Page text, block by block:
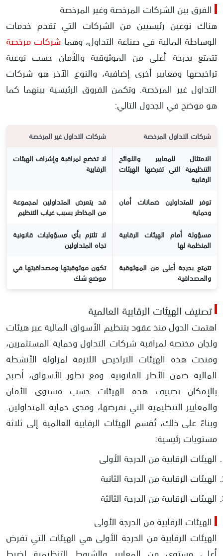
الفرق بين الشركات المرخصة وغير المرخصة
هناك نوعين رئيسيين من الشركات التي تقدم خدمات
الوساطة المالية في صناعة التداول، وهما شركات مرخصة
تتمتع بدرجة أعلى من الموثوقية والأمان حسب نوعية
تراخيصها ومعايير أخرى إضافية، والنوع الآخر هو شركات
التداول غير المرخصة. وتكمن الفروق الرئيسية بينهما كما
هو موضح في الجدول التالي:
شركات التداول المرخصة
شركات التداول غير المرخصة
الامتثال للمعايير واللوائح
التنظيمية التي تفرضها الهيئات
الرقابية
لا تخضع لمراقبة وإشراف الهيئات
الرقابية
توفر للمتداولين ضمانات أمان
وحماية
قد يتعرض المتداولين لمجموعة
من المخاطر بسبب غياب التنظيم
مسؤولة أمام الهيئات الرقابية
المنظمة لها
لا تلتزم بأي مسؤوليات قانونية
تجاه المتداولين
تتمتع بدرجة أعلى من الموثوقية
والمصداقية
تكون موثوقيتها ومصداقيتها في
موضع شك
تصنيف الهيئات الرقابية العالمية
اهتمت الدول منذ عقود بتنظيم الأسواق المالية عبر هيئات
ولجان مختصة لمراقبة شركات التداول وحماية المستثمرين،
ومنحت هذه الهيئات التراخيص اللازمة لمزاولة الأنشطة
المالية ضمن الأطر القانونية. ومع تطور الأسواق، أصبح
بالإمكان تصنيف هذه الهيئات حسب مستوى الأمان
والمعايير التنظيمية التي تفرضها، ومدى حماية المتداولين.
وبناءً على ذلك، تُقسم الهيئات الرقابية العالمية إلى ثلاثة
مستويات رئيسية:
الهيئات الرقابية من الدرجة الأولى
الهيئات الرقابية من الدرجة الثانية
الهيئات الرقابية من الدرجة الثالثة
الهيئات الرقابية من الدرجة الأولى
الهيئات الرقابية من الدرجة الأولى هي الهيئات التي تفرض